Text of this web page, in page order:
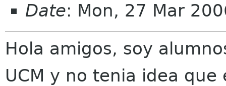
Date: Mon, 27 Mar
Hola amigos, soy
UCM y no tenia idea